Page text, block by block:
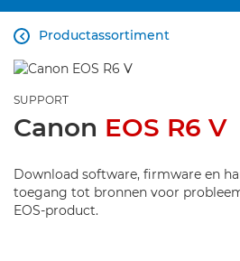
Productassortiment

SUPPORT
Canon EOS R6 V
Download software, firmware en
toegang tot bronnen voor
EOS-product.